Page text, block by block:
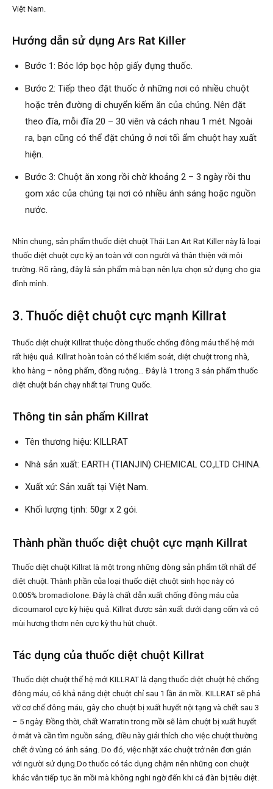
Việt Nam.
Hướng dẫn sử dụng Ars Rat Killer
Bước 1: Bóc lớp bọc hộp giấy đựng thuốc.
Bước 2: Tiếp theo đặt thuốc ở những nơi có nhiều chuột
hoặc trên đường di chuyển kiếm ăn của chúng. Nên đặt
theo đĩa, mỗi đĩa 20 – 30 viên và cách nhau 1 mét. Ngoài
ra, bạn cũng có thể đặt chúng ở nơi tối ẩm chuột hay xuất
hiện.
Bước 3: Chuột ăn xong rồi chờ khoảng 2 – 3 ngày rồi thu
gom xác của chúng tại nơi có nhiều ánh sáng hoặc nguồn
nước.
Nhìn chung, sản phẩm thuốc diệt chuột Thái Lan Art Rat Killer này là loại
thuốc diệt chuột cực kỳ an toàn với con người và thân thiện với môi
trường. Rõ ràng, đây là sản phẩm mà bạn nên lựa chọn sử dụng cho gia
đình mình.
3. Thuốc diệt chuột cực mạnh Killrat
Thuốc diệt chuột Killrat thuộc dòng thuốc chống đông máu thế hệ mới
rất hiệu quả. Killrat hoàn toàn có thể kiểm soát, diệt chuột trong nhà,
kho hàng – nông phẩm, đồng ruộng… Đây là 1 trong 3 sản phẩm thuốc
diệt chuột bán chạy nhất tại Trung Quốc.
Thông tin sản phẩm Killrat
Tên thương hiệu: KILLRAT
Nhà sản xuất: EARTH (TIANJIN) CHEMICAL CO.,LTD CHINA.
Xuất xứ: Sản xuất tại Việt Nam.
Khối lượng tịnh: 50gr x 2 gói.
Thành phần thuốc diệt chuột cực mạnh Killrat
Thuốc diệt chuột Killrat là một trong những dòng sản phẩm tốt nhất để
diệt chuột. Thành phần của loại thuốc diệt chuột sinh học này có
0.005% bromadiolone. Đây là chất dẫn xuất chống đông máu của
dicoumarol cực kỳ hiệu quả. Killrat được sản xuất dưới dạng cốm và có
mùi hương thơm nên cực kỳ thu hút chuột.
Tác dụng của thuốc diệt chuột Killrat
Thuốc diệt chuột thế hệ mới KILLRAT là dạng thuốc diệt chuột hệ chống
đông máu, có khả năng diệt chuột chỉ sau 1 lần ăn mồi. KILLRAT sẽ phá
vỡ cơ chế đông máu, gây cho chuột bị xuất huyết nội tạng và chết sau 3
– 5 ngày. Đồng thời, chất Warratin trong mồi sẽ làm chuột bị xuất huyết
ở mắt và cần tìm nguồn sáng, điều này giải thích cho việc chuột thường
chết ở vùng có ánh sáng. Do đó, việc nhặt xác chuột trở nên đơn giản
với người sử dụng.Do thuốc có tác dụng chậm nên những con chuột
khác vẫn tiếp tục ăn mồi mà không nghi ngờ đến khi cả đàn bị tiêu diệt.